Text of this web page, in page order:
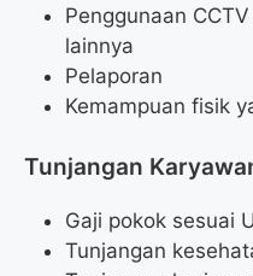
Penggunaan
lainnya
Pelaporan
Kemampuan fisik
Tunjangan
Gaji pokok sesuai
Tunjangan